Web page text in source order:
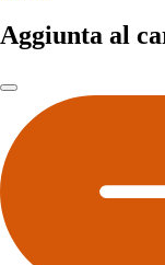
Aggiunta al